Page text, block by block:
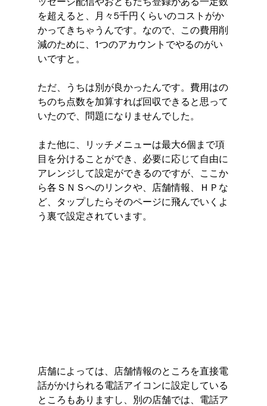
を超えると、月々5千円くらいのコストがか
かってきちゃうんです。なので、この費用削
減のために、1つのアカウントでやるのがい
いですと。
ただ、うちは別が良かったんです。費用はの
ちのち点数を加算すれば回収できると思って
いたので、問題になりませんでした。
また他に、リッチメニューは最大6個まで項
目を分けることができ、必要に応じて自由に
アレンジして設定ができるのですが、ここか
ら各ＳＮＳへのリンクや、店舗情報、ＨＰな
ど、タップしたらそのページに飛んでいくよ
う裏で設定されています。
店舗によっては、店舗情報のところを直接電
話がかけられる電話アイコンに設定している
ところもありますし、別の店舗では、電話ア